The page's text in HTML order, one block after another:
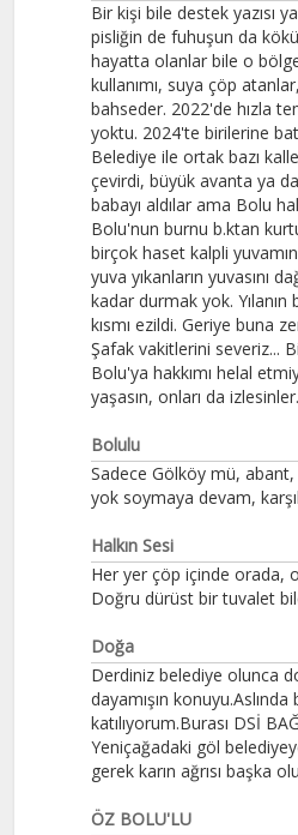
Bir kişi bile destek yazısı
pisliğin de fuhuşun da
hayatta olanlar bile o
kullanımı, suya çöp
bahseder. 2022'de hızla
yoktu. 2024'te birilerine
Belediye ile ortak bazı
çevirdi, büyük avanta ya
babayı aldılar ama Bolu
Bolu'nun burnu b.ktan
birçok haset kalpli yuvamın
yuva yıkanların yuvasını
kadar durmak yok. Yılanın
kısmı ezildi. Geriye buna
Şafak vakitlerini severiz...
Bolu'ya hakkımı helal
yaşasın, onları da izlesinler.
Bolulu
Sadece Gölköy mü,
yok soymaya devam,
Halkın Sesi
Her yer çöp içinde orada,
Doğru dürüst bir tuvalet
Doğa
Derdiniz belediye olunca
dayamışın
katılıyorum.Burası DSİ
Yeniçağadaki göl
gerek karın ağrısı başka
ÖZ BOLU'LU